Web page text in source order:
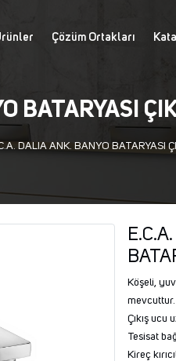
Çözüm Ortakları
BATARYASI
DALIA ANK. BANYO BATARYASI
Köşeli,
mevcuttur.
Çıkış ucu
Tesisat
Kireç